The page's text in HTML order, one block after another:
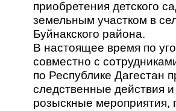
приобретения детского
земельным участком в
Буйнакского района.
В настоящее время по
совместно с
по Республике Дагестан
следственные действия
розыскные мероприятия,